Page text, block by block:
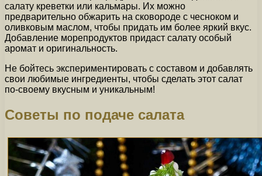
салату креветки или кальмары. Их можно
предварительно обжарить на сковороде с чесноком и
оливковым маслом, чтобы придать им более яркий вкус.
Добавление морепродуктов придаст салату особый
аромат и оригинальность.
Не бойтесь экспериментировать с составом и добавлять
свои любимые ингредиенты, чтобы сделать этот салат
по-своему вкусным и уникальным!
Советы по подаче салата